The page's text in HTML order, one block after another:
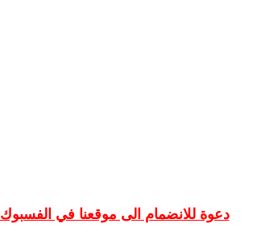
دعوة للانضمام الى موقعنا في الفسبوك